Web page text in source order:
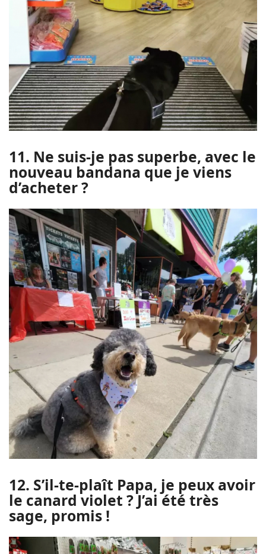
11. Ne suis-je pas superbe, avec le
nouveau bandana que je viens
d’acheter ?
12. S’il-te-plaît Papa, je peux avoir
le canard violet ? J’ai été très
sage, promis !